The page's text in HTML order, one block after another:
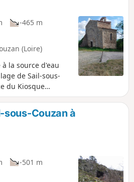
-465 m
(Loire)
la source d'eau
de Sail-sous-
du Kiosque
nous
fort, ainsi qu'à la
sous-Couzan à
-501 m